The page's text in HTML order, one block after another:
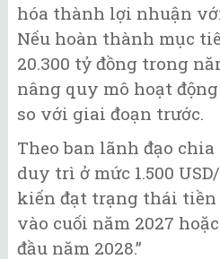
hóa thành lợi nhuận
Nếu hoàn thành mục
20.300 tỷ đồng trong
nâng quy mô hoạt
so với giai đoạn trước.
Theo ban lãnh đạo chia
duy trì ở mức 1.500
kiến đạt trạng thái tiền
vào cuối năm 2027
đầu năm 2028.”